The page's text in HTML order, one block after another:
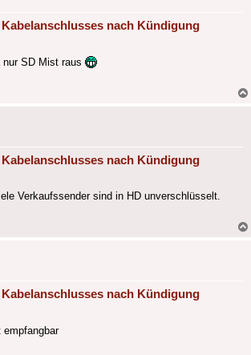
nach Kündigung
SD Mist raus
nach Kündigung
Verkaufssender sind in HD unverschlüsselt.
nach Kündigung